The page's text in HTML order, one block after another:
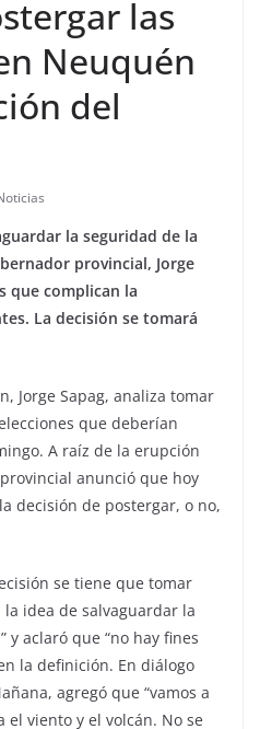
las
Neuquén
del
la seguridad de la
provincial, Jorge
que complican la
La decisión se tomará
Jorge Sapag, analiza tomar
que deberían
A raíz de la erupción
anunció que hoy
decisión de postergar, o no,
se tiene que tomar
idea de salvaguardar la
y aclaró que “no hay fines
la definición. En diálogo
agregó que “vamos a
el viento y el volcán. No se